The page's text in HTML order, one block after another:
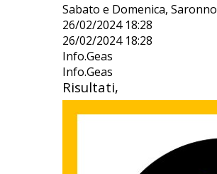
Sabato e Domenica,
26/02/2024 18:28
26/02/2024 18:28
Info.Geas
Info.Geas
Risultati,